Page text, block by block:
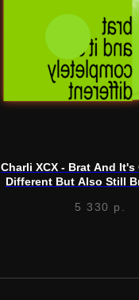
Charli XCX - Brat And
Different But Also Still
5 330 р.